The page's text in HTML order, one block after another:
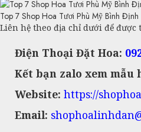
Top 7 Shop Hoa Tươi Phù Mỹ Bình Định
Liên hệ theo địa chỉ dưới để được
Điện Thoại Đặt Hoa:
Kết bạn zalo xem mẫu
Website: https://
Email: